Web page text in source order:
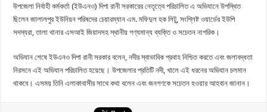
উপজেলা নির্বাহী কর্মকর্তা (ইউএনও) দিপা রানী সরকারের নেতৃত্বে পরিচালিত এ অভিযানে উপস্থিত
ছিলেন জালালপুর ইউনিয়ন পরিষদের চেয়ারম্যান এম. মফিদুল হক লিটু, সংশ্লিষ্ট ওয়ার্ডের ইউপি
সদস্যরা, তালা থানার এসআই জিয়াদসহ স্থানীয় গণ্যমান্য ব্যক্তি ও সচেতন নাগরিক।
অভিযান শেষে ইউএনও দিপা রানী সরকার বলেন, নদীর স্বাভাবিক প্রবাহ নিশ্চিত করতে এবং জলাবদ্ধতা
নিরসনে এই অভিযান পরিচালিত হয়েছে। উপজেলার প্রতিটি নদী, খালে এই ধরনের অভিযান চলমান
থাকবে। এসময় তিনি এলাকাবাসীর সাথে কথা বলেন এবং জনগণকে সচেতন হওয়ার আহবান জানান।